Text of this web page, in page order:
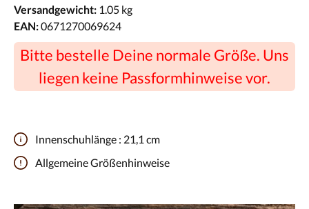
Versandgewicht: 1.05 kg
EAN:0671270069624
Bitte bestelle Deine normale Größe. Uns
liegen keine Passformhinweise vor.
Innenschuhlänge : 21,1 cm
Allgemeine Größenhinweise